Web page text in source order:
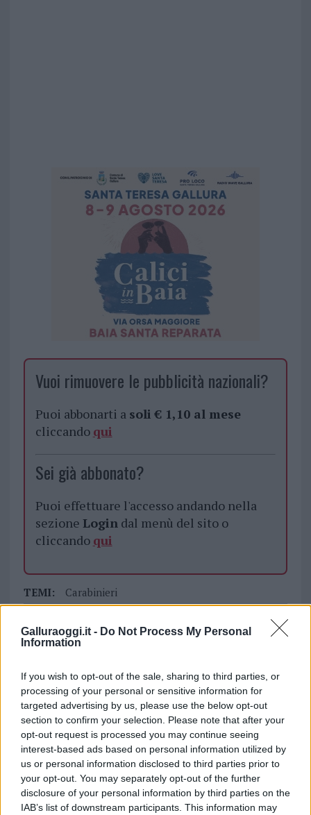
Galluraoggi.it - Do Not Process My Personal
Information
If you wish to opt-out of the sale, sharing to third parties, or
processing of your personal or sensitive information for
targeted advertising by us, please use the below opt-out
section to confirm your selection. Please note that after your
opt-out request is processed you may continue seeing
interest-based ads based on personal information utilized by
us or personal information disclosed to third parties prior to
your opt-out. You may separately opt-out of the further
disclosure of your personal information by third parties on the
IAB’s list of downstream participants. This information may
Vuoi rimuovere le pubblicità nazionali?
Puoi abbonarti a soli € 1,10 al mese
cliccando qui
Sei già abbonato?
Puoi effettuare l'accesso andando nella
sezione Logindal menù del sito o
cliccando qui
TEMI: Carabinieri
Notizie in tempo reale?
Inviaci le tue segnalazioni,
i tuoi video e le tue foto
Su WhatsApp al numero +39
345 356 7512